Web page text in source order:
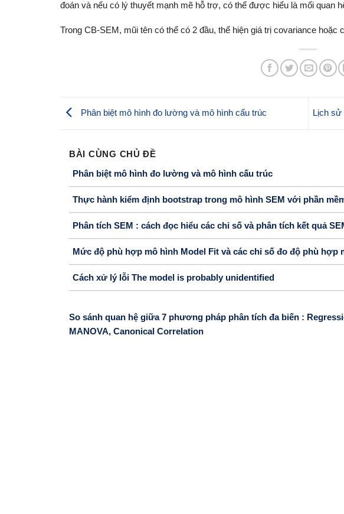
đoán và nếu có lý thuyết mạnh mẽ hỗ trợ, có thể được hiểu là mối quan
Trong CB-SEM, mũi tên có thể có 2 đầu, thể hiện giá trị covariance hoặc
Phân biệt mô hình đo lường và mô hình cấu trúc Lịch sử
BÀI CÙNG CHỦ ĐỀ
Phân biệt mô hình đo lường và mô hình cấu trúc
Thực hành kiểm định bootstrap trong mô hình SEM với phần
Phân tích SEM : cách đọc hiểu các chỉ số và phân tích kết quả
Mức độ phù hợp mô hình Model Fit và các chỉ số đo độ phù hợp
Cách xử lý lỗi The model is probably unidentified
So sánh quan hệ giữa 7 phương pháp phân tích đa biến :
MANOVA, Canonical Correlation